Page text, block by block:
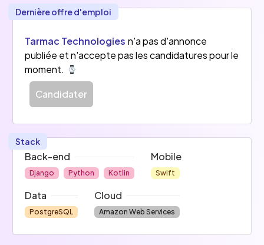
Dernière offre d'emploi
Tarmac Technologies n'a pas d'annonce
publiée et n'accepte pas les candidatures pour le
moment.
Candidater
Stack
Back-end
Django Python Kotlin
Mobile
Swift
Data
PostgreSQL
Cloud
Amazon Web Services